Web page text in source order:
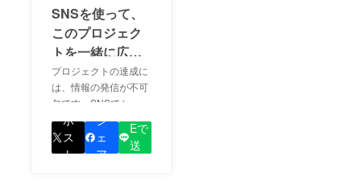
SNSを使って、
このプロジェク
トを一緒に広め
ましょう！
プロジェクトの達成に
は、情報の発信が不可
欠です。SNSでシェア
をして、あなたが応援
しているプロジェクト
の良さを知ってもらい
ポ
ス
ト
シ
ェ
ア
Eで
送